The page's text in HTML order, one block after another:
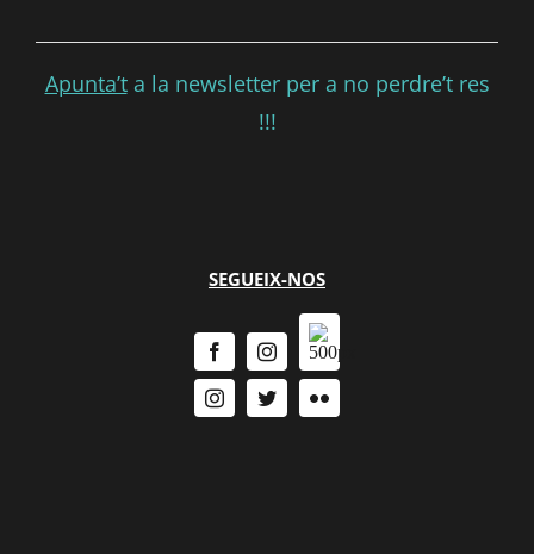
Apunta’ta la newsletter per a no perdre’t res
!!!
SEGUEIX-NOS